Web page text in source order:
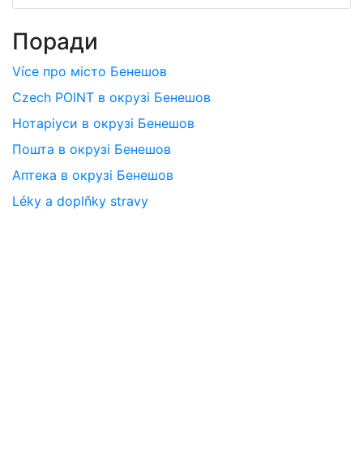
Поради
Více про місто Бенешов
Czech POINT в окрузі Бенешов
Нотаріуси в окрузі Бенешов
Пошта в окрузі Бенешов
Аптека в окрузі Бенешов
Léky a doplňky stravy